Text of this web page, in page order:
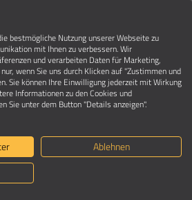
74072 Heilbronn
Vertrauenssache
Württemberg>Heilbronn, Stadt
>Heilbronn
bestmögliche Nutzung unserer Webseite zu
mit Ihnen zu verbessern. Wir
und verarbeiten Daten für Marketing,
wenn Sie uns durch Klicken auf "Zustimmen und
Sie können Ihre Einwilligung jederzeit mit Wirkung
Informationen zu den Cookies und
Sie unter dem Button "Details anzeigen".
Ablehnen